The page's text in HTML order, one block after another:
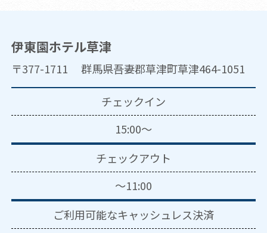
伊東園ホテル草津
〒377-1711 群馬県吾妻郡草津町草津464-1051
チェックイン
15:00～
チェックアウト
～11:00
ご利用可能なキャッシュレス決済